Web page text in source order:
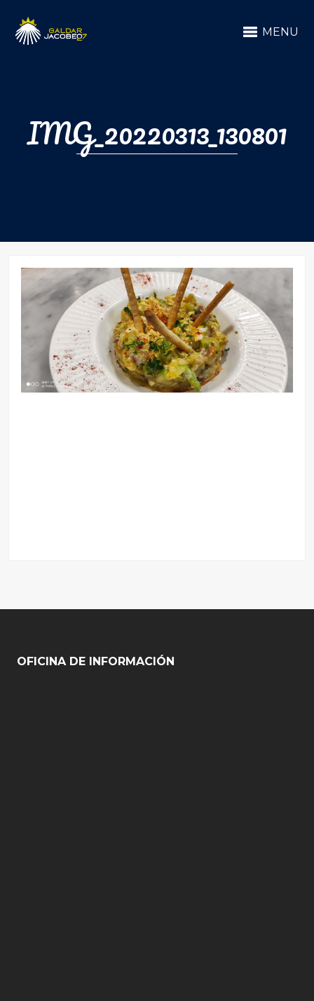
MENU
IMG_20220313_130801
OFICINA DE INFORMACIÓN